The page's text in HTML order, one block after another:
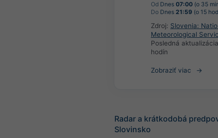
Od Dnes 07:00 (o 35
Do Dnes 21:59 (o 15
Zdroj: Slovenia:
Meteorological
Posledná
hodín
Zobraziť viac
Radar a krátkodobá
Slovinsko